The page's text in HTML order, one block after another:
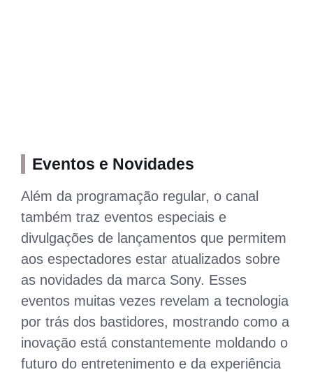
Eventos e Novidades
Além da programação regular, o canal
também traz eventos especiais e
divulgações de lançamentos que permitem
aos espectadores estar atualizados sobre
as novidades da marca Sony. Esses
eventos muitas vezes revelam a tecnologia
por trás dos bastidores, mostrando como a
inovação está constantemente moldando o
futuro do entretenimento e da experiência